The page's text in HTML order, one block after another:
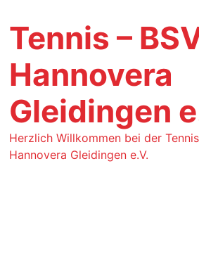
Tennis –
Hannovera
Gleidingen
Herzlich Willkommen bei der
Hannovera Gleidingen e.V.